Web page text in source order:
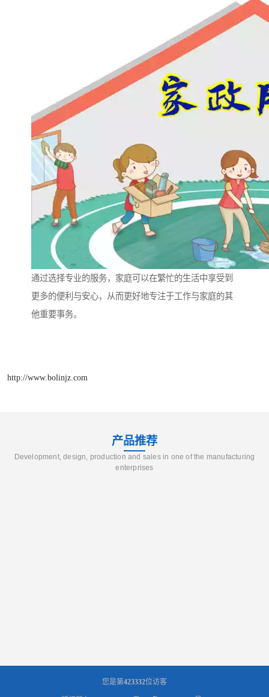
通过选择专业的服务，家庭可以在繁忙的生活中享受到
更多的便利与安心，从而更好地专注于工作与家庭的其
他重要事务。
http://www.bolinjz.com
产品推荐
Development, design, production and sales in one of the manufacturing
enterprises
您是第423332位访客